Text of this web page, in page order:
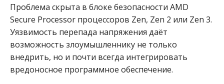
Проблема скрыта в блоке безопасности AMD
Secure Processor процессоров Zen, Zen 2 или Zen 3.
Уязвимость перепада напряжения даёт
возможность злоумышленнику не только
внедрить, но и почти всегда интегрировать
вредоносное программное обеспечение.